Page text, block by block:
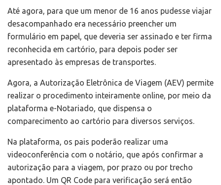
Até agora, para que um menor de 16 anos pudesse viajar
desacompanhado era necessário preencher um
formulário em papel, que deveria ser assinado e ter firma
reconhecida em cartório, para depois poder ser
apresentado às empresas de transportes.
Agora, a Autorização Eletrônica de Viagem (AEV) permite
realizar o procedimento inteiramente online, por meio da
plataforma e-Notariado, que dispensa o
comparecimento ao cartório para diversos serviços.
Na plataforma, os pais poderão realizar uma
videoconferência com o notário, que após confirmar a
autorização para a viagem, por prazo ou por trecho
apontado. Um QR Code para verificação será então